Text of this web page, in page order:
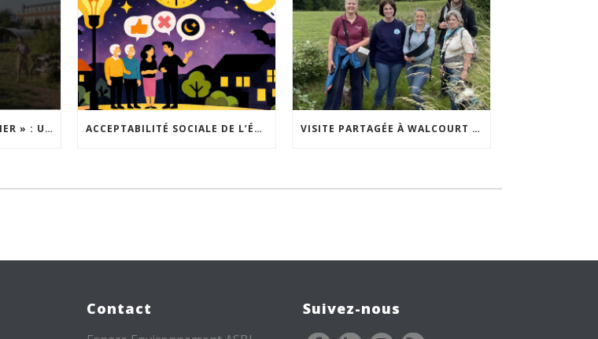
« INSPIRONS LE QUARTIER » : UN NOUVEL APPEL À PROJETS EST LANCÉ ! ACCEPTABILITÉ SOCIALE DE L’ÉCLAIRAGE NOCTURNE : LE REPLAY EST DISPONIBLE VISITE PARTAGÉE À WALCOURT : UNE DÉMARCHE PARTICIPATIVE ANIMÉE PAR ESPACE ENVIRONNEMENT
Contact Suivez-nous